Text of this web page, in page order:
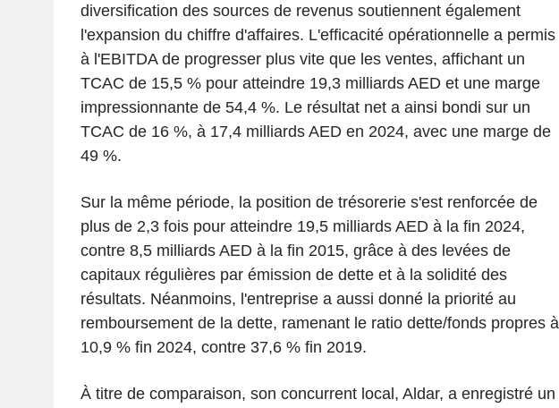
diversification des sources de revenus soutiennent également
l'expansion du chiffre d'affaires. L'efficacité opérationnelle a permis
à l'EBITDA de progresser plus vite que les ventes, affichant un
TCAC de 15,5 % pour atteindre 19,3 milliards AED et une marge
impressionnante de 54,4 %. Le résultat net a ainsi bondi sur un
TCAC de 16 %, à 17,4 milliards AED en 2024, avec une marge de
49 %.
Sur la même période, la position de trésorerie s'est renforcée de
plus de 2,3 fois pour atteindre 19,5 milliards AED à la fin 2024,
contre 8,5 milliards AED à la fin 2015, grâce à des levées de
capitaux régulières par émission de dette et à la solidité des
résultats. Néanmoins, l'entreprise a aussi donné la priorité au
remboursement de la dette, ramenant le ratio dette/fonds propres à
10,9 % fin 2024, contre 37,6 % fin 2019.
À titre de comparaison, son concurrent local, Aldar, a enregistré un